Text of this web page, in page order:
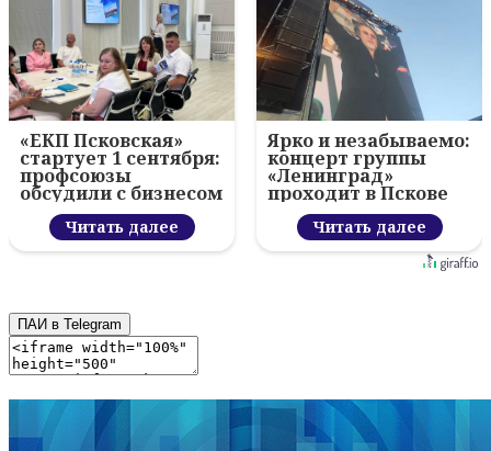
«ЕКП Псковская»
стартует 1 сентября:
профсоюзы
обсудили с бизнесом
новый цифровой
проектЧитать далее
Ярко и незабываемо:
концерт группы
«Ленинград»
проходит в Пскове
Читать далее
ПАИ в Telegram